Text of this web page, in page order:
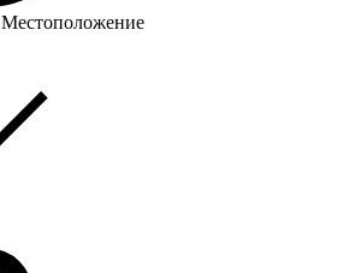
Местоположение